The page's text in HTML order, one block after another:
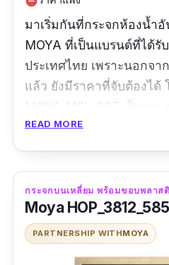
มาเริ่มกันที่กระจกห้องน้ำ
MOYA ที่เป็นแบรนด์ที่ได้
ประเทศไทย เพราะนอกจ
แล้ว ยังมีราคาที่จับต้องได้
พร้อมระบบสัมผัส โดยเหมา
ชอบการแต่งหน้า เพราะ
สว่างที่เหมือนจริง ไม่หลอ
ควบคุมการทำงานด้วยระบ
สามารถใช้งานได้ง่าย สะด
READ MORE
กระจกบนเหลี่ยม พร้อมขอบพลาส
Moya
PARTNERSHIP WITHMOYA